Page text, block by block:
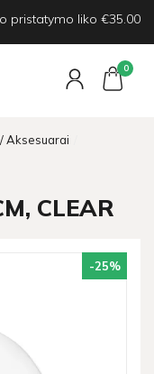
pristatymo liko €35.00
0
Aksesuarai
CLEAR
-25%